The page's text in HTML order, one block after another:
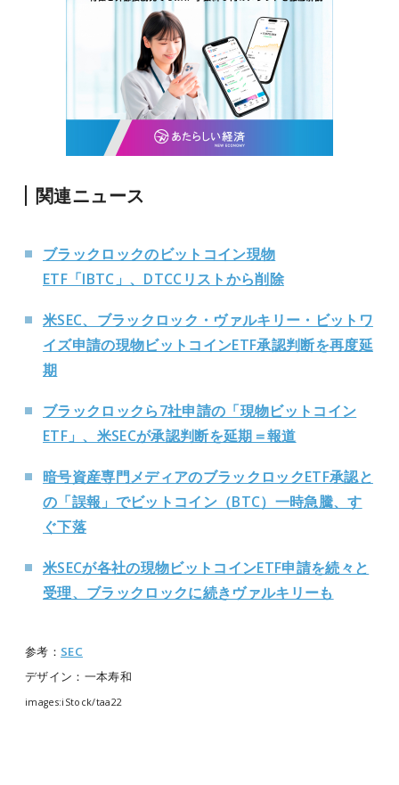
関連ニュース
ブラックロックのビットコイン現物
ETF「IBTC」、DTCCリストから削除
米SEC、ブラックロック・ヴァルキリー・ビットワ
イズ申請の現物ビットコインETF承認判断を再度延
期
ブラックロックら7社申請の「現物ビットコイン
ETF」、米SECが承認判断を延期＝報道
暗号資産専門メディアのブラックロックETF承認と
の「誤報」でビットコイン（BTC）一時急騰、す
ぐ下落
米SECが各社の現物ビットコインETF申請を続々と
受理、ブラックロックに続きヴァルキリーも
参考： SEC
デザイン：一本寿和
images:iStock/taa22